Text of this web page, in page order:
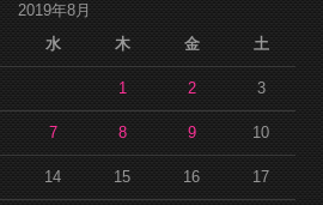
2019年8月
水 木 金 土
1 2 3
7 8 9 10
14 15 16 17